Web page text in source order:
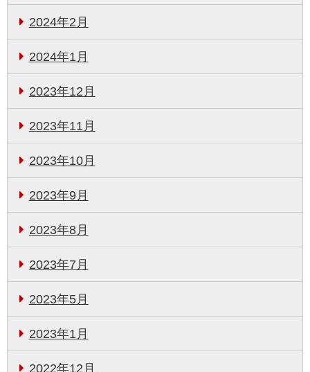
2024年2月
2024年1月
2023年12月
2023年11月
2023年10月
2023年9月
2023年8月
2023年7月
2023年5月
2023年1月
2022年12月